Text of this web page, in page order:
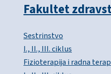
Fakultet
Sestrinstvo
I., II., III. ciklus
Fizioterapija i radna